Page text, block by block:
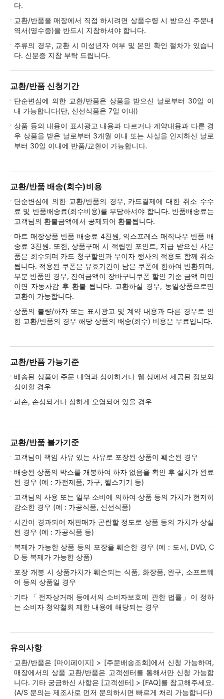
다.
교환/반품을 매장에서 직접 하시려면 상품수령 시 받으신 주문내
역서(영수증)을 반드시 지참하셔야 합니다.
주류의 경우, 교환 시 미성년자 여부 및 본인 확인 절차가 있습니
다. 신분증 지참 부탁 드립니다.
교환/반품 신청기간
단순변심에 의한 교환/반품은 상품을 받으신 날로부터 30일 이
내 가능합니다(단, 신선식품은 7일 이내)
상품 등의 내용이 표시광고 내용과 다르거나 계약내용과 다른 경
우 상품을 받은 날로부터 3개월 이내 또는 사실을 인지하신 날로
부터 30일 이내에 반품/교환이 가능합니다.
교환/반품 배송(회수)비용
단순변심에 의한 교환/반품의 경우, 카드결제에 대한 취소 수수
료 및 반품배송료(회수비용)를 부담하셔야 합니다. 반품배송료는
고객님의 환불금액에서 공제되어 환불됩니다.
마트 매장상품 반품 배송료 4천원, 익스프레스 매직나우 반품 배
송료 3천원. 또한, 상품구매 시 적립된 포인트, 지급 받으신 사은
품은 회수되며 카드 청구할인과 무이자 행사의 적용도 함께 취소
됩니다. 적용된 쿠폰은 유효기간이 남은 쿠폰에 한하여 반환되며,
부분 반품인 경우, 잔여금액이 장바구니쿠폰 할인 기준 금액 미만
이면 자동차감 후 환불 됩니다. 교환하실 경우, 동일상품으로만
교환이 가능합니다.
상품의 불량/하자 또는 표시광고 및 계약 내용과 다른 경우로 인
한 교환/반품의 경우 해당 상품의 배송(회수) 비용은 무료입니다.
교환/반품 가능기준
배송된 상품이 주문 내역과 상이하거나 웹 상에서 제공된 정보와
상이할 경우
파손, 손상되거나 심하게 오염되어 있을 경우
교환/반품 불가기준
고객님이 책임 사유 있는 사유로 포장된 상품이 훼손된 경우
배송된 상품의 박스를 개봉하여 하자 없음을 확인 후 설치가 완료
된 경우 (예 : 가전제품, 가구, 헬스기기 등)
고객님의 사용 또는 일부 소비에 의하여 상품 등의 가치가 현저히
감소한 경우 (예 : 가공식품, 신선식품)
시간이 경과되어 재판매가 곤란할 정도로 상품 등의 가치가 상실
된 경우 (예 : 가공식품 등)
복제가 가능한 상품 등의 포장을 훼손한 경우 (예 : 도서, DVD, C
D 등 복제가 가능한 상품)
포장 개봉 시 상품가치가 훼손되는 식품, 화장품, 완구, 소프트웨
어 등의 상품일 경우
기타 「전자상거래 등에서의 소비자보호에 관한 법률」이 정하
는 소비자 청약철회 제한 내용에 해당되는 경우
유의사항
교환/반품은 [마이페이지] > [주문배송조회]에서 신청 가능하며,
매장에서의 상품 교환/반품은 고객센터를 통해서만 신청 가능합
니다. 기타 궁금하신 사항은 [고객센터] > [FAQ]를 참고해주세요.
(A/S 문의는 제조사로 먼저 문의하시면 빠르게 처리 가능합니다)